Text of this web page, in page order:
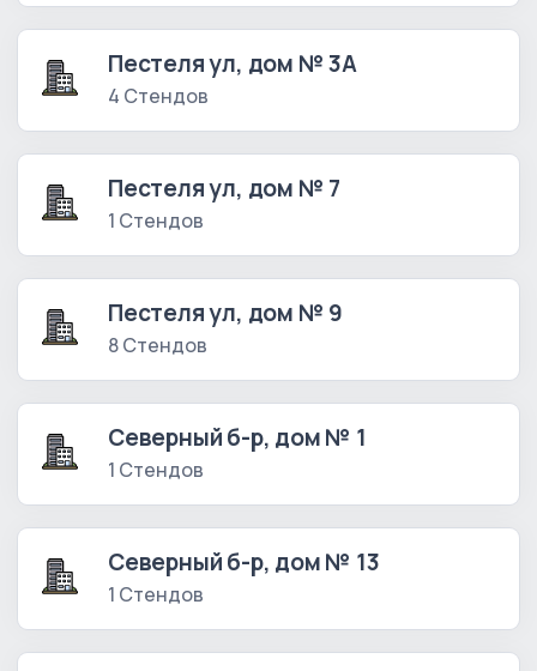
Пестеля ул, дом № 3А
4 Стендов
Пестеля ул, дом № 7
1 Стендов
Пестеля ул, дом № 9
8 Стендов
Северный б-р, дом № 1
1 Стендов
Северный б-р, дом № 13
1 Стендов